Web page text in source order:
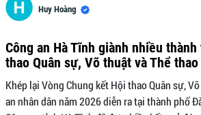
Huy Hoàng
Công an Hà Tĩnh giành nhiều
thao Quân sự, Võ thuật và Thể
Khép lại Vòng Chung kết Hội thao Quân sự,
an nhân dân năm 2026 diễn ra tại thành phố